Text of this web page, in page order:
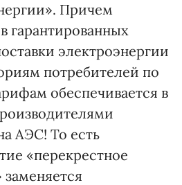
Причем
гарантированных
электроэнергии
потребителей по
обеспечивается в
АЭС! То есть
«перекрестное